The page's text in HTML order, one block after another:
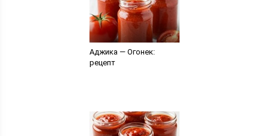
Аджика — Огонек:
рецепт